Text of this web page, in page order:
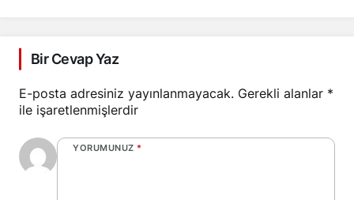
Bir Cevap Yaz
E-posta adresiniz yayınlanmayacak. Gerekli alanlar *
ile işaretlenmişlerdir
YORUMUNUZ *